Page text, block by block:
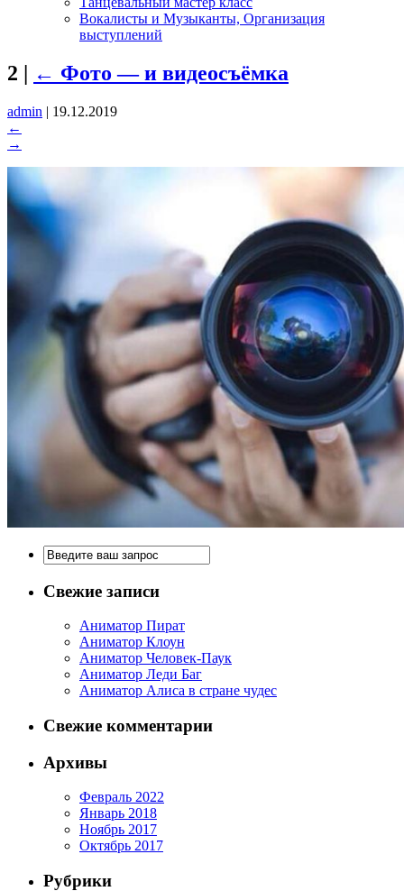
Вокалисты и Музыканты, Организация
выступлений
2 | ← Фото — и видеосъёмка
admin | 19.12.2019
←
→
Свежие записи
Аниматор Пират
Аниматор Клоун
Аниматор Человек-Паук
Аниматор Леди Баг
Аниматор Алиса в стране чудес
Свежие комментарии
Архивы
Февраль 2022
Январь 2018
Ноябрь 2017
Октябрь 2017
Рубрики